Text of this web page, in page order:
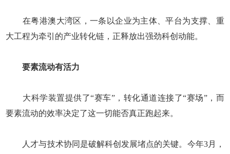
在粤港澳大湾区，一条以企业为主体、平台为支撑、重
大工程为牵引的产业转化链，正释放出强劲科创动能。
要素流动有活力
大科学装置提供了“赛车”，转化通道连接了“赛场”，而
要素流动的效率决定了这一切能否真正跑起来。
人才与技术协同是破解科创发展堵点的关键。今年3月，